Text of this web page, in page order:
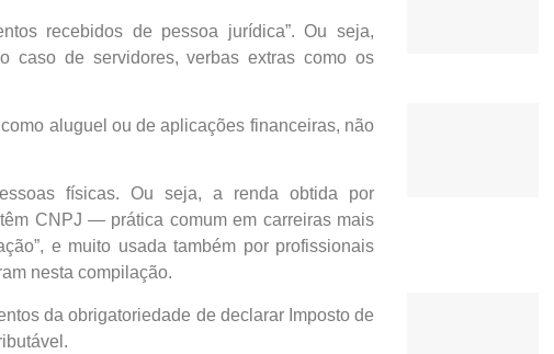
recebidos de pessoa jurídica”. Ou seja,
caso de servidores, verbas extras como os
aluguel ou de aplicações financeiras, não
físicas. Ou seja, a renda obtida por
CNPJ — prática comum em carreiras mais
e muito usada também por profissionais
nesta compilação.
da obrigatoriedade de declarar Imposto de